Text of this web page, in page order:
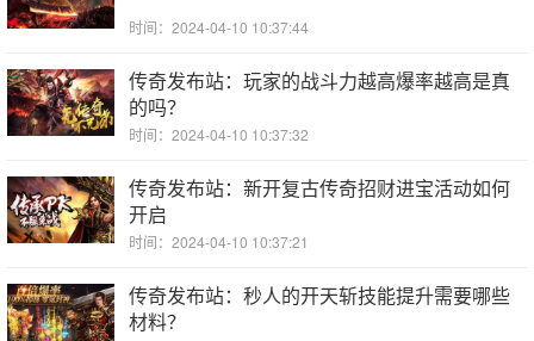
时间：2024-04-10 10:37:44
传奇发布站：玩家的战斗力越高爆率越高是真
的吗？
时间：2024-04-10 10:37:32
传奇发布站：新开复古传奇招财进宝活动如何
开启
时间：2024-04-10 10:37:21
传奇发布站：秒人的开天斩技能提升需要哪些
材料？